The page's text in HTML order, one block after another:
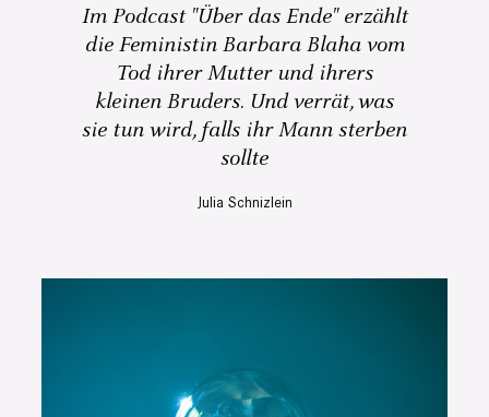
Im Podcast "Über das Ende" erzählt
die Feministin Barbara Blaha vom
Tod ihrer Mutter und ihrers
kleinen Bruders. Und verrät, was
sie tun wird, falls ihr Mann sterben
sollte
Julia Schnizlein